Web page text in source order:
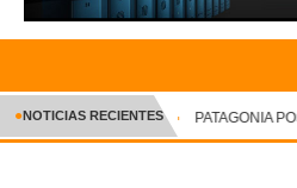
INICIO
CRÓNICA
●NOTICIAS RECIENTES PATAGONIA